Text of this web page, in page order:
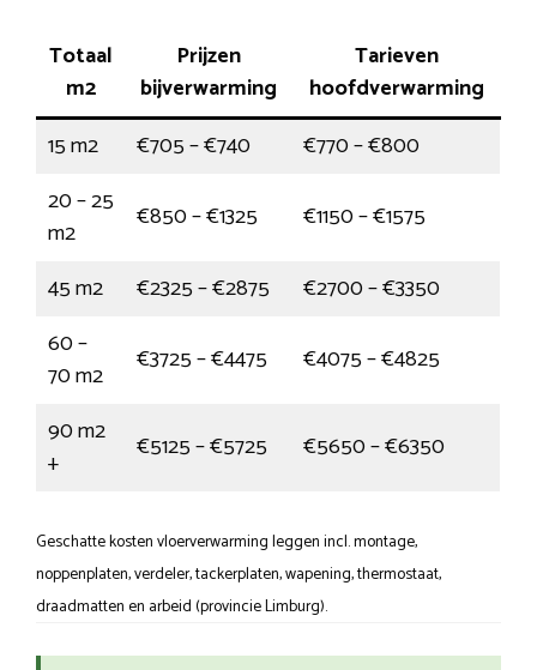
Totaal
m2
Prijzen
bijverwarming
Tarieven
hoofdverwarming
15 m2
€705 – €740
€770 – €800
20 – 25
m2
€850 – €1325
€1150 – €1575
45 m2
€2325 – €2875
€2700 – €3350
60 –
70 m2
€3725 – €4475
€4075 – €4825
90 m2
+
€5125 – €5725 €5650 – €6350
Geschatte kosten vloerverwarming leggen incl. montage,
noppenplaten, verdeler, tackerplaten, wapening, thermostaat,
draadmatten en arbeid (provincie Limburg).